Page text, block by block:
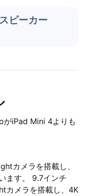
ピーカー
がiPad Mini 4よりも
カメラを搭載し、
ます。 9.7インチ
カメラを搭載し、4K